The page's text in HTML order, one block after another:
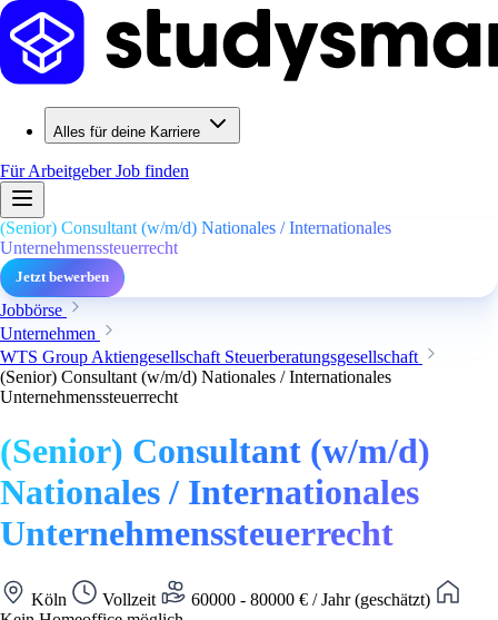
Alles für deine Karriere
Für ArbeitgeberJob finden
(Senior) Consultant (w/m/d) Nationales / Internationales
Unternehmenssteuerrecht
Jetzt bewerben
Jobbörse
Unternehmen
WTS Group Aktiengesellschaft Steuerberatungsgesellschaft
(Senior) Consultant (w/m/d) Nationales / Internationales
Unternehmenssteuerrecht
(Senior) Consultant (w/m/d)
Nationales / Internationales
Unternehmenssteuerrecht
Köln Vollzeit
60000 - 80000 € / Jahr (geschätzt)